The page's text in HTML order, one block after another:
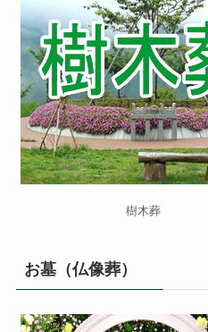
樹木葬
お墓（仏像葬）